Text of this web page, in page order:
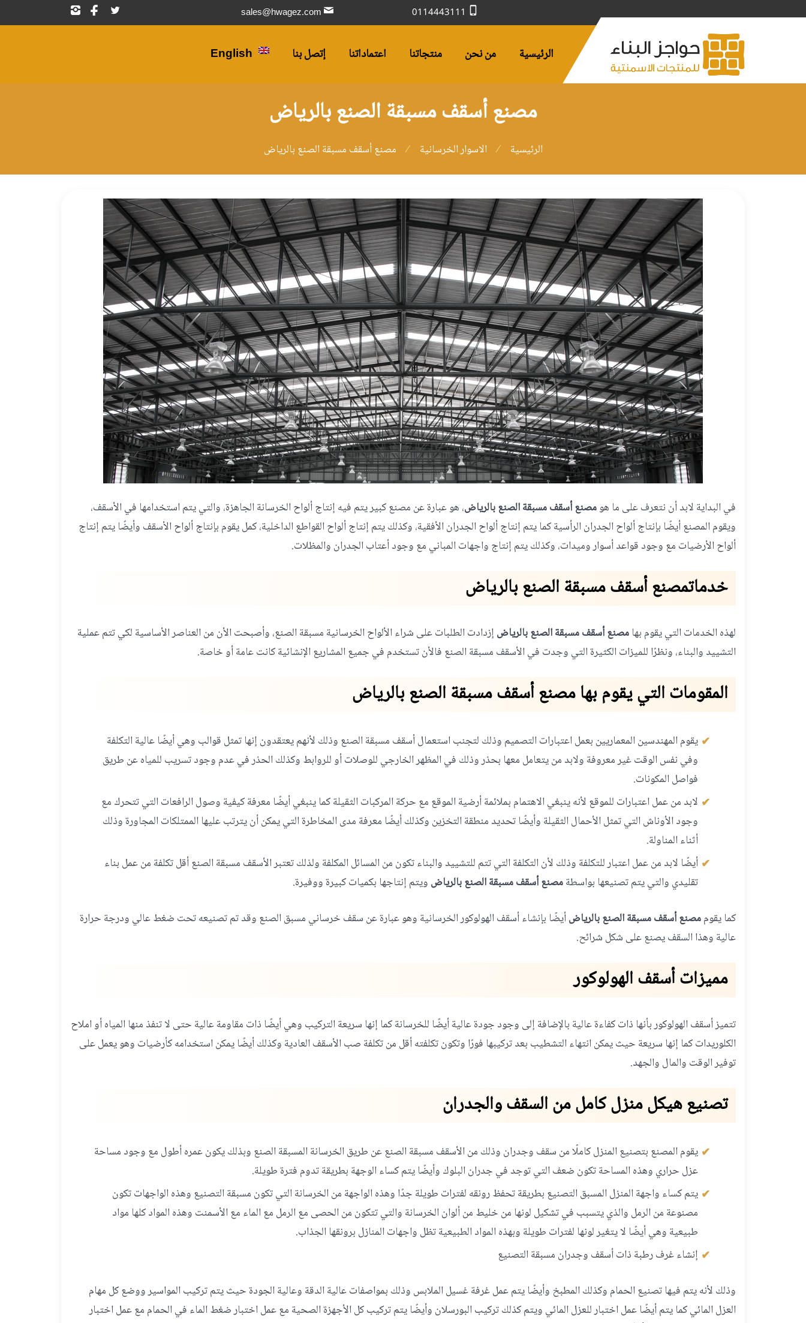
تابعنا
على
تابعنا
على على
الرئيسية من نحن منتجاتنا اعتماداتنا إتصل بنا English
مصنع أسقف مسبقة الصنع بالرياض
الرئيسية الاسوار الخرسانیة مصنع أسقف مسبقة الصنع بالرياض
في البداية لابد أن نتعرف على ما هومصنع أسقف مسبقة الصنع بالرياض، هو عبارة عن مصنع كبير يتم فيه إنتاج ألواح الخرسانة الجاهزة، والتي يتم استخدامها في الأسقف،
ويقوم المصنع أيضًا بإنتاج ألواح الجدران الرأسية كما يتم إنتاج ألواح الجدران الأفقية، وكذلك يتم إنتاج ألواح القواطع الداخلية، كمل يقوم بإنتاج ألواح الأسقف وأيضًا يتم إنتاج
ألواح الأرضيات مع وجود قواعد أسوار وميدات، وكذلك يتم إنتاج واجهات المباني مع وجود أعتاب الجدران والمظلات.
خدماتمصنع أسقف مسبقة الصنع بالرياض
لهذه الخدمات التي يقوم بهامصنع أسقف مسبقة الصنع بالرياض إزدادت الطلبات على شراء الألواح الخرسانية مسبقة الصنع، وأصبحت الأن من العناصر الأساسية لكي تتم عملية
التشييد والبناء، ونظرًا للميزات الكثيرة التي وجدت في الأسقف مسبقة الصنع فالأن تستخدم في جميع المشاريع الإنشائية كانت عامة أو خاصة.
المقومات التي يقوم بها مصنع أسقف مسبقة الصنع بالرياض
يقوم المهندسين المعماريين بعمل اعتبارات التصميم وذلك لتجنب استعمال أسقف مسبقة الصنع وذلك لأنهم يعتقدون إنها تمثل قوالب وهي أيضًا عالية التكلفة
وفي نفس الوقت غير معروفة ولابد من يتعامل معها بحذر وذلك في المظهر الخارجي للوصلات أو للروابط وكذلك الحذر في عدم وجود تسريب للمياه عن طريق
فواصل المكونات.
لابد من عمل اعتبارات للموقع لأنه ينبغي الاهتمام بملائمة أرضية الموقع مع حركة المركبات الثقيلة كما ينبغي أيضًا معرفة كيفية وصول الرافعات التي تتحرك مع
وجود الأوناش التي تمثل الأحمال الثقيلة وأيضًا تحديد منطقة التخزين وكذلك أيضًا معرفة مدى المخاطرة التي يمكن أن يترتب عليها الممتلكات المجاورة وذلك
أثناء المناولة.
أيضًا لابد من عمل اعتبار للتكلفة وذلك لأن التكلفة التي تتم للتشييد والبناء تكون من المسائل المكلفة ولذلك تعتبر الأسقف مسبقة الصنع أقل تكلفة من عمل بناء
تقليدي والتي يتم تصنيعها بواسطةمصنع أسقف مسبقة الصنع بالرياض ويتم إنتاجها بكميات كبيرة ووفيرة.
كما يقوممصنع أسقف مسبقة الصنع بالرياضأيضًا بإنشاء أسقف الهولوكور الخرسانية وهو عبارة عن سقف خرساني مسبق الصنع وقد تم تصنيعه تحت ضغط عالي ودرجة حرارة
عالية وهذا السقف يصنع على شكل شرائح.
مميزات أسقف الهولوكور
تتميز أسقف الهولوكور بأنها ذات كفاءة عالية بالإضافة إلى وجود جودة عالية أيضًا للخرسانة كما إنها سريعة التركيب وهي أيضًا ذات مقاومة عالية حتى لا تنفذ منها المياه أو املاح
الكلوريدات كما إنها سريعة حيث يمكن انتهاء التشطيب بعد تركيبها فورًا وتكون تكلفته أقل من تكلفة صب الأسقف العادية وكذلك أيضًا يمكن استخدامه كأرضيات وهو يعمل على
توفير الوقت والمال والجهد.
تصنيع هيكل منزل كامل من السقف والجدران
يقوم المصنع بتصنيع المنزل كاملًا من سقف وجدران وذلك من الأسقف مسبقة الصنع عن طريق الخرسانة المسبقة الصنع وبذلك يكون عمره أطول مع وجود مساحة
عزل حراري وهذه المساحة تكون ضعف التي توجد في جدران البلوك وأيضًا يتم كساء الوجهة بطريقة تدوم فترة طويلة.
يتم كساء واجهة المنزل المسبق التصنيع بطريقة تحفظ رونقه لفترات طويلة جدًا وهذه الواجهة من الخرسانة التي تكون مسبقة التصنيع وهذه الواجهات تكون
مصنوعة من الرمل والذي يتسبب في تشكيل لونها من خليط من ألوان الخرسانة والتي تتكون من الحصى مع الرمل مع الماء مع الأسمنت وهذه المواد كلها مواد
طبيعية وهي أيضًا لا يتغير لونها لفترات طويلة وبهذه المواد الطبيعية تظل واجهات المنازل برونقها الجذاب.
إنشاء غرف رطبة ذات أسقف وجدران مسبقة التصنيع
وذلك لأنه يتم فيها تصنيع الحمام وكذلك المطبخ وأيضًا يتم عمل غرفة غسيل الملابس وذلك بمواصفات عالية الدقة وعالية الجودة حيث يتم تركيب المواسير ووضع كل مهام
العزل المائي كما يتم أيضًا عمل اختبار للعزل المائي ويتم كذلك تركيب البورسلان وأيضًا يتم تركيب كل الأجهزة الصحية مع عمل اختبار ضغط الماء في الحمام مع عمل اختبار